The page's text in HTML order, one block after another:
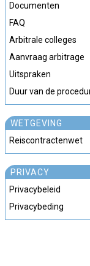
Documenten
FAQ
Arbitrale colleges
Aanvraag arbitrage
Uitspraken
Duur van de
WETGEVING
Reiscontractenwet
PRIVACY
Privacybeleid
Privacybeding